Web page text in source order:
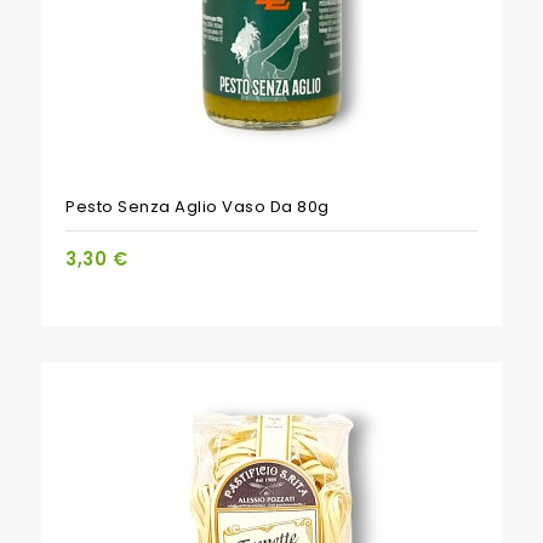
Pesto Senza Aglio Vaso Da 80g
3,30 €